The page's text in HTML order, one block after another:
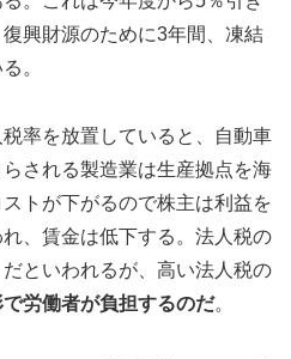
興財源のために3年間、凍結
。
率を放置していると、自動車
される製造業は生産拠点を海
トが下がるので株主は利益を
、賃金は低下する。法人税の
といわれるが、高い法人税の
労働者が負担するのだ。